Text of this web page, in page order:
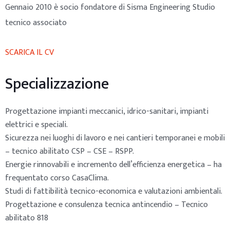
Gennaio 2010 è socio fondatore di Sisma Engineering Studio
tecnico associato
SCARICA IL CV
Specializzazione
Progettazione impianti meccanici, idrico-sanitari, impianti
elettrici e speciali.
Sicurezza nei luoghi di lavoro e nei cantieri temporanei e mobili
– tecnico abilitato CSP – CSE – RSPP.
Energie rinnovabili e incremento dell’efficienza energetica – ha
frequentato corso CasaClima.
Studi di fattibilità tecnico-economica e valutazioni ambientali.
Progettazione e consulenza tecnica antincendio – Tecnico
abilitato 818